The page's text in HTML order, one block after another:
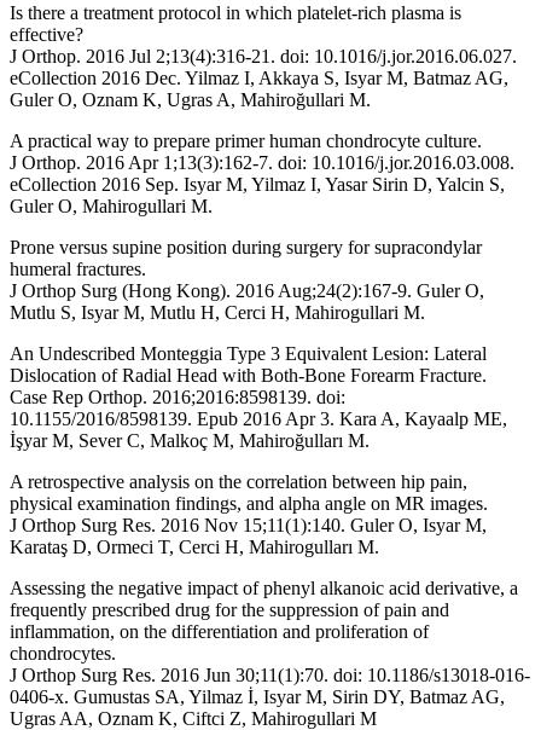
Is there a treatment protocol in which platelet-rich plasma is
effective?
J Orthop. 2016 Jul 2;13(4):316-21. doi: 10.1016/j.jor.2016.06.027.
eCollection 2016 Dec. Yilmaz I, Akkaya S, Isyar M, Batmaz AG,
Guler O, Oznam K, Ugras A, Mahiroğullari M.
A practical way to prepare primer human chondrocyte culture.
J Orthop. 2016 Apr 1;13(3):162-7. doi: 10.1016/j.jor.2016.03.008.
eCollection 2016 Sep. Isyar M, Yilmaz I, Yasar Sirin D, Yalcin S,
Guler O, Mahirogullari M.
Prone versus supine position during surgery for supracondylar
humeral fractures.
J Orthop Surg (Hong Kong). 2016 Aug;24(2):167-9. Guler O,
Mutlu S, Isyar M, Mutlu H, Cerci H, Mahirogullari M.
An Undescribed Monteggia Type 3 Equivalent Lesion: Lateral
Dislocation of Radial Head with Both-Bone Forearm Fracture.
Case Rep Orthop. 2016;2016:8598139. doi:
10.1155/2016/8598139. Epub 2016 Apr 3. Kara A, Kayaalp ME,
İşyar M, Sever C, Malkoç M, Mahiroğulları M.
A retrospective analysis on the correlation between hip pain,
physical examination findings, and alpha angle on MR images.
J Orthop Surg Res. 2016 Nov 15;11(1):140. Guler O, Isyar M,
Karataş D, Ormeci T, Cerci H, Mahirogulları M.
Assessing the negative impact of phenyl alkanoic acid derivative, a
frequently prescribed drug for the suppression of pain and
inflammation, on the differentiation and proliferation of
chondrocytes.
J Orthop Surg Res. 2016 Jun 30;11(1):70. doi: 10.1186/s13018-016-
0406-x. Gumustas SA, Yilmaz İ, Isyar M, Sirin DY, Batmaz AG,
Ugras AA, Oznam K, Ciftci Z, Mahirogullari M